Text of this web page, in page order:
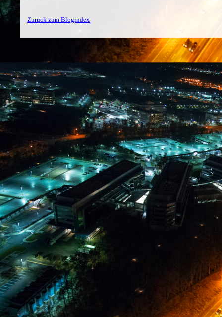
Zurück zum Blogindex